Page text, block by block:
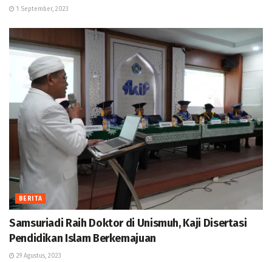
1 September, 2023
BERITA
Samsuriadi Raih Doktor di Unismuh, Kaji Disertasi
Pendidikan Islam Berkemajuan
29 Agustus, 2023